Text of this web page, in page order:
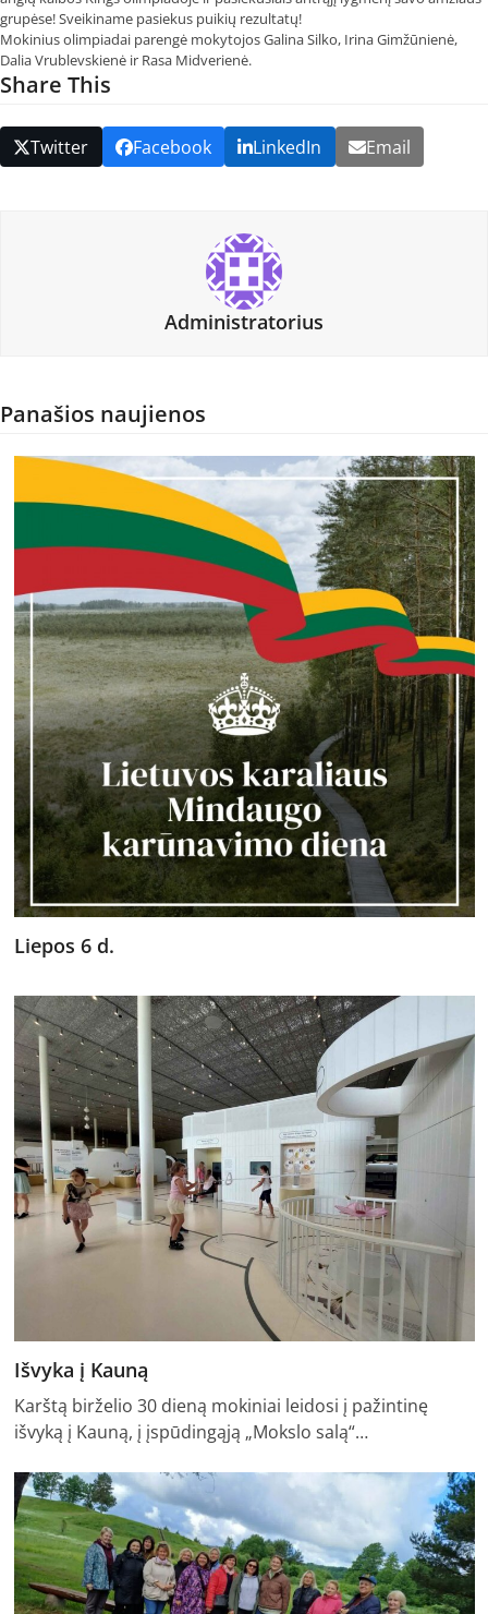
grupėse! Sveikiname pasiekus puikių rezultatų!
Mokinius olimpiadai parengė mokytojos Galina Silko, Irina Gimžūnienė,
Dalia Vrublevskienė ir Rasa Midverienė.
Share This
Twitter Facebook LinkedIn Email
Administratorius
Panašios naujienos
Liepos 6 d.
Išvyka į Kauną
Karštą birželio 30 dieną mokiniai leidosi į pažintinę
išvyką į Kauną, į įspūdingąją „Mokslo salą“…